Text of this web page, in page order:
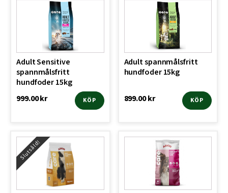
Adult Sensitive
spannmålsfritt
hundfoder 15kg
999.00kr KÖP
Adult spannmålsfritt
hundfoder 15kg
899.00kr KÖP
Slutsåld!